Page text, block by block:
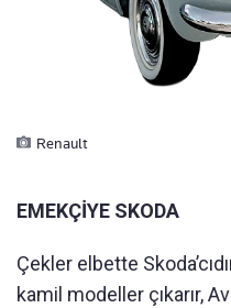
Renault
EMEKÇİYE SKODA
Çekler elbette
kamil modeller çıkarır,